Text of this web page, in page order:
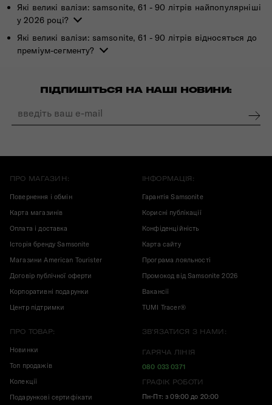
Які великі валізи: samsonite, 61 - 90 літрів найпопулярніші
у 2026 році?
Які великі валізи: samsonite, 61 - 90 літрів відносяться до
преміум-сегменту?
ПІДПИШІТЬСЯ НА НАШІ НОВИНИ:
ПРО МАГАЗИН:
Повернення і обмін
Карта магазинів
Оплата і доставка
Історія бренду Samsonite
Магазини American Tourister
Договір публічної оферти
Корпоративні подарунки
Центр підтримки
ІНФОРМАЦІЯ:
Гарантія Samsonite
Корисні публікації
Конфіденційність
Карта сайту
Програма лояльності
Промокод від Samsonite 2026
Вакансії
TUMI Tracer®
ПРО ТОВАР:
Новинки
Топ продажів
Колекції
Подарункові сертифікати
ЗВ'ЯЗАТИСЯ З НАМИ:
ГАРЯЧА ЛІНІЯ
080 033 0371
ГРАФІК РОБОТИ
Пн-Пт: з 09:00 до 20:00